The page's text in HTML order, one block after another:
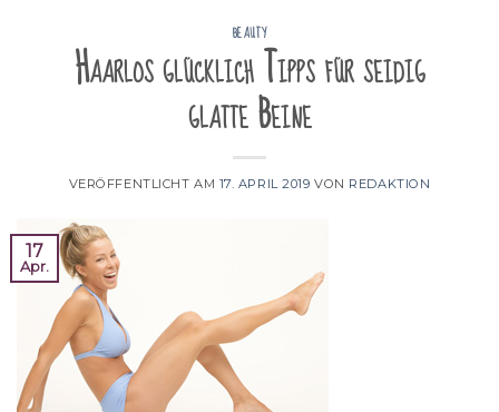
BEAUTY
Haarlos glücklich Tipps für seidig
glatte Beine
VERÖFFENTLICHT AM 17. APRIL 2019 VON REDAKTION
17
Apr.